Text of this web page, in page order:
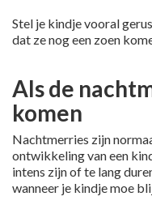
Stel je kindje vooral
dat ze nog een zoen
Als de
komen
Nachtmerries zijn
ontwikkeling van een
intens zijn of te lang
wanneer je kindje moe